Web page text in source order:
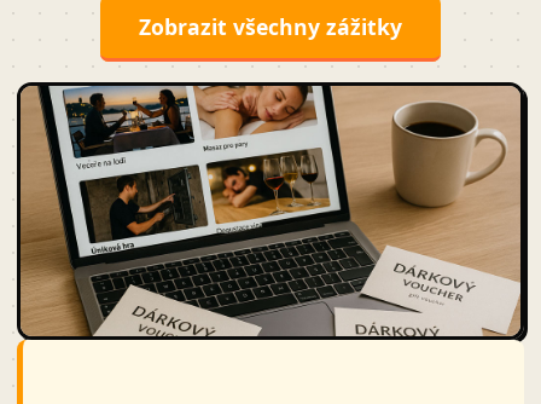
Zobrazit všechny zážitky